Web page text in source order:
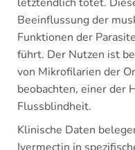
Beeinflussung der
Funktionen der
führt. Der Nutzen ist
von Mikrofilarien der
beobachten, einer der
Flussblindheit.
Klinische Daten